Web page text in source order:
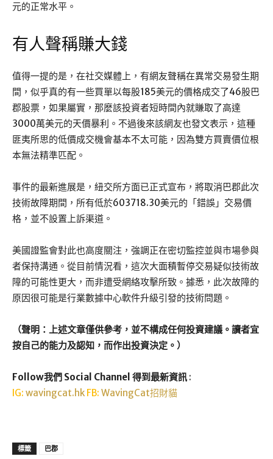
元的正常水平。
有人聲稱賺大錢
值得一提的是，在社交媒體上，有網友聲稱在異常交易發生期
間，似乎真的有一些買單以每股185美元的價格成交了46股巴
郡股票，如果屬實，那麼該投資者短時間內就賺取了高達
3000萬美元的天價暴利。不過後來該網友也發文表示，這種
匪夷所思的低價成交機會基本不太可能，因為雙方買賣價位根
本無法精準匹配。
事件的最新進展是，紐交所方面已正式宣布，將取消巴郡此次
技術故障期間，所有低於603718.30美元的「錯誤」交易價
格，並不設置上訴渠道。
美國證監會對此也高度關注，強調正在密切監控並與市場參與
者保持溝通。從目前情況看，這次大面積暫停交易疑似技術故
障的可能性更大，而非遭受網絡攻擊所致。據悉，此次故障的
原因很可能是行業數據中心軟件升級引發的技術問題。
（聲明：上述文章僅供參考，並不構成任何投資建議。讀者宜
按自己的能力及認知，而作出投資決定。）
Follow我們 Social Channel 得到最新資訊 :
IG: wavingcat.hk FB: WavingCat招財貓
標籤 巴郡